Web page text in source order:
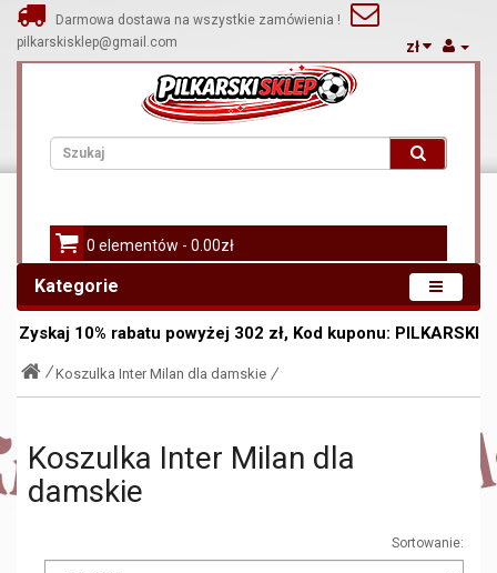
Darmowa dostawa na wszystkie zamówienia !
pilkarskisklep@gmail.com
zł
0 elementów - 0.00zł
Kategorie
Zyskaj 10% rabatu powyżej 302 zł, Kod kuponu: PILKARSKI
Koszulka Inter Milan dla damskie
Koszulka Inter Milan dla
damskie
Sortowanie: